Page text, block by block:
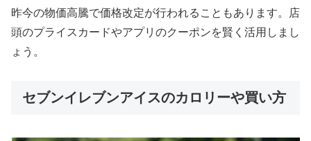
昨今の物価高騰で価格改定が行われることもあります。店
頭のプライスカードやアプリのクーポンを賢く活用しまし
ょう。
セブンイレブンアイスのカロリーや買い方